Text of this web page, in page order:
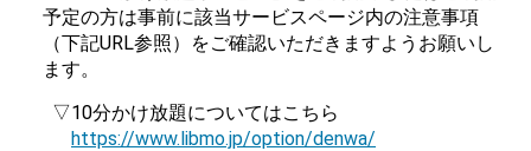
予定の方は事前に該当サービスページ内の注意事項
（下記URL参照）をご確認いただきますようお願いし
ます。
▽10分かけ放題についてはこちら
https://www.libmo.jp/option/denwa/